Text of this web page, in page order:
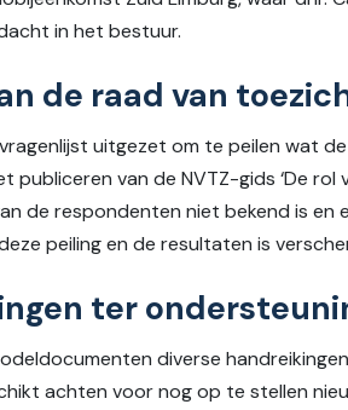
in het bestuur.
de raad van
uitgezet om te peilen wat
publiceren van de NVTZ-gids ‘De
de respondenten niet bekend is
peiling en de resultaten is
ter
diverse
achten voor nog op te stellen